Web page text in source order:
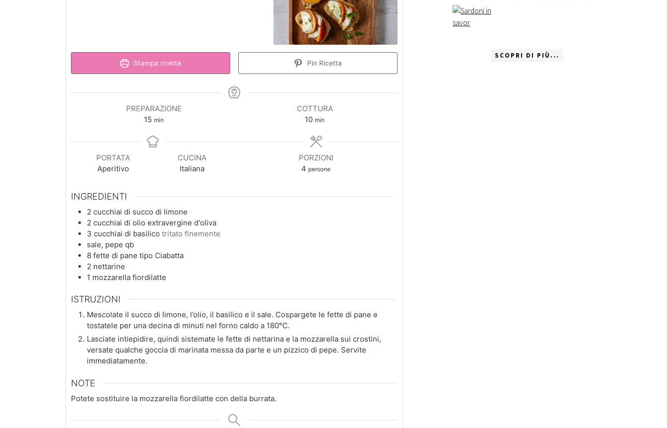
Stampa ricetta Pin Ricetta
PREPARAZIONE
15 minuti
min
COTTURA
10minuti
min
PORTATA
Aperitivo
CUCINA
Italiana
PORZIONI
4 persone
INGREDIENTI
2 cucchiai di succo di limone
2 cucchiai di olio extravergine d'oliva
3 cucchiai di basilico tritato finemente
sale, pepe qb
8 fette di pane tipo Ciabatta
2 nettarine
1 mozzarella fiordilatte
ISTRUZIONI
Mescolate il succo di limone, l’olio, il basilico e il sale. Cospargete le fette di pane e
tostatele per una decina di minuti nel forno caldo a 180°C.
Lasciate intiepidire, quindi sistemate le fette di nettarina e la mozzarella sui crostini,
versate qualche goccia di marinata messa da parte e un pizzico di pepe. Servite
immediatamente.
NOTE
Potete sostituire la mozzarella fiordilatte con della burrata.
SCOPRI DI PIÙ...